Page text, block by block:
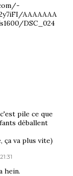
AAAAAAA
DSC_024
pile ce que
déballent
ça va plus vite)
hein.